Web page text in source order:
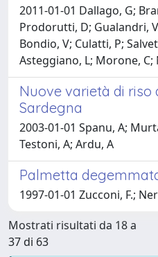
2011-01-01 Dallago, G;
Prodorutti, D; Gualandri,
Bondio, V; Culatti, P;
Asteggiano, L; Morone, C;
Nuove varietà di riso
Sardegna
2003-01-01 Spanu, A;
Testoni, A; Ardu, A
Palmetta
1997-01-01 Zucconi, F.;
Mostrati risultati da 18 a
37 di 63